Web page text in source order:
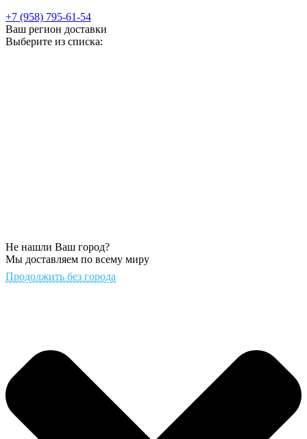
+7 (958) 795-61-54
Ваш регион доставки
Выберите из списка:
Не нашли Ваш город?
Мы доставляем по всему миру
Продолжить без города